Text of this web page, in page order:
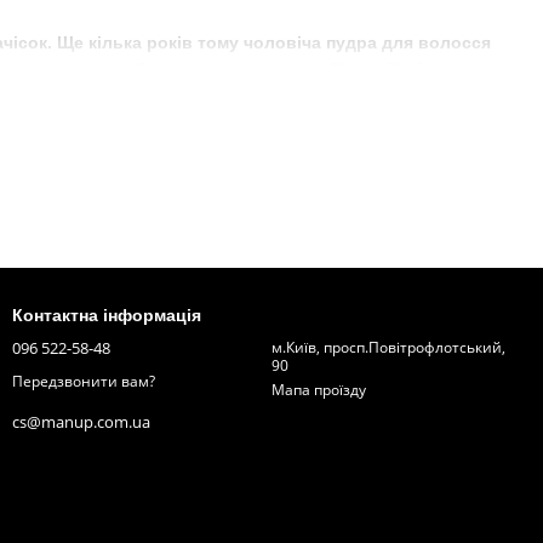
Ще кілька років тому чоловіча пудра для волосся
волосся будь-якої довжини. Пудра має ряд переваг:
Контактна інформація
096 522-58-48
Передзвонити вам?
cs@manup.com.ua
м.Київ, просп.Повітрофлотський,
90
Мапа проїзду